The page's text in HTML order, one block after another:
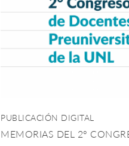
PUBLICACIÓN DIGITAL
MEMORIAS DEL 2°